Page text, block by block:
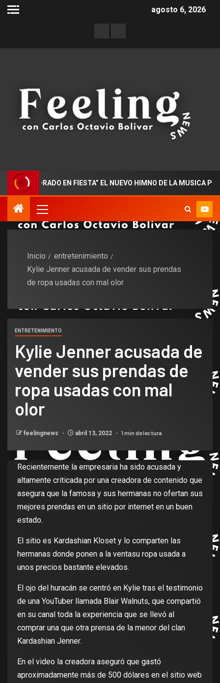
agosto 6, 2026
EN FIESTA” EL NUEVO HIMNO DE LA MUSICA POPULAR
Inicio
entretenimiento
Kylie Jenner acusada de vender sus prendas
de ropa usadas con mal olor
ENTRETENIMIENTO
Kylie Jenner acusada de
vender sus prendas de
ropa usadas con mal
olor
feelingnews abril 13, 2022 1 min de lectura
Recientemente la empresaria ha sido acusada y
altamente criticada por una creadora de contenido que
asegura que la famosa y sus hermanas no ofertan sus
mejores prendas en un sitio por internet en un buen
estado.
El sitio es Kardashian Kloset y lo comparten las
hermanas donde ponen a la ventasu ropa usada a
unos precios bastante elevados.
El ojo del huracán se centró en Kylie tras el testimonio
de una YouTuber llamada Blair Walnuts, que compartió
en su canal toda la experiencia que se llevó al
comprar una que otra prensa de la menor del clan
Kardashian Jenner.
En el video la creadora aseguró que gastó
aproximadamente más de 500 dólares en el sitio web